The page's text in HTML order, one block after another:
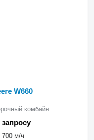
W660
комбайн
700 м/ч